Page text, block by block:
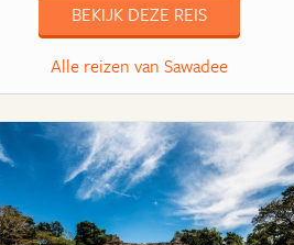
BEKIJK DEZE REIS
Alle reizen van Sawadee